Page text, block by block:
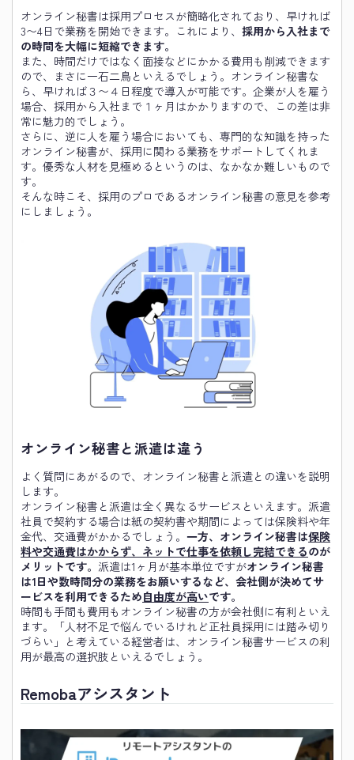
オンライン秘書は採用プロセスが簡略化されており、早ければ
3〜4日で業務を開始できます。これにより、 採用から入社まで
の時間を大幅に短縮できます。
また、時間だけではなく面接などにかかる費用も削減できます
ので、まさに一石二鳥といえるでしょう。オンライン秘書な
ら、早ければ３〜４日程度で導入が可能です。企業が人を雇う
場合、採用から入社まで１ヶ月はかかりますので、この差は非
常に魅力的でしょう。
さらに、逆に人を雇う場合においても、専門的な知識を持った
オンライン秘書が、採用に関わる業務をサポートしてくれま
す。優秀な人材を見極めるというのは、なかなか難しいもので
す。
そんな時こそ、採用のプロであるオンライン秘書の意見を参考
にしましょう。
オンライン秘書と派遣は違う
よく質問にあがるので、オンライン秘書と派遣との違いを説明
します。
オンライン秘書と派遣は全く異なるサービスといえます。派遣
社員で契約する場合は紙の契約書や期間によっては保険料や年
金代、交通費がかかるでしょう。 一方、オンライン秘書は保険
料や交通費はかからず、ネットで仕事を依頼し完結できるのが
メリットです。 派遣は1ヶ月が基本単位ですがオンライン秘書
は1日や数時間分の業務をお願いするなど、会社側が決めてサ
ービスを利用できるため自由度が高いです。
時間も手間も費用もオンライン秘書の方が会社側に有利といえ
ます。「人材不足で悩んでいるけれど正社員採用には踏み切り
づらい」と考えている経営者は、オンライン秘書サービスの利
用が最高の選択肢といえるでしょう。
Remobaアシスタント